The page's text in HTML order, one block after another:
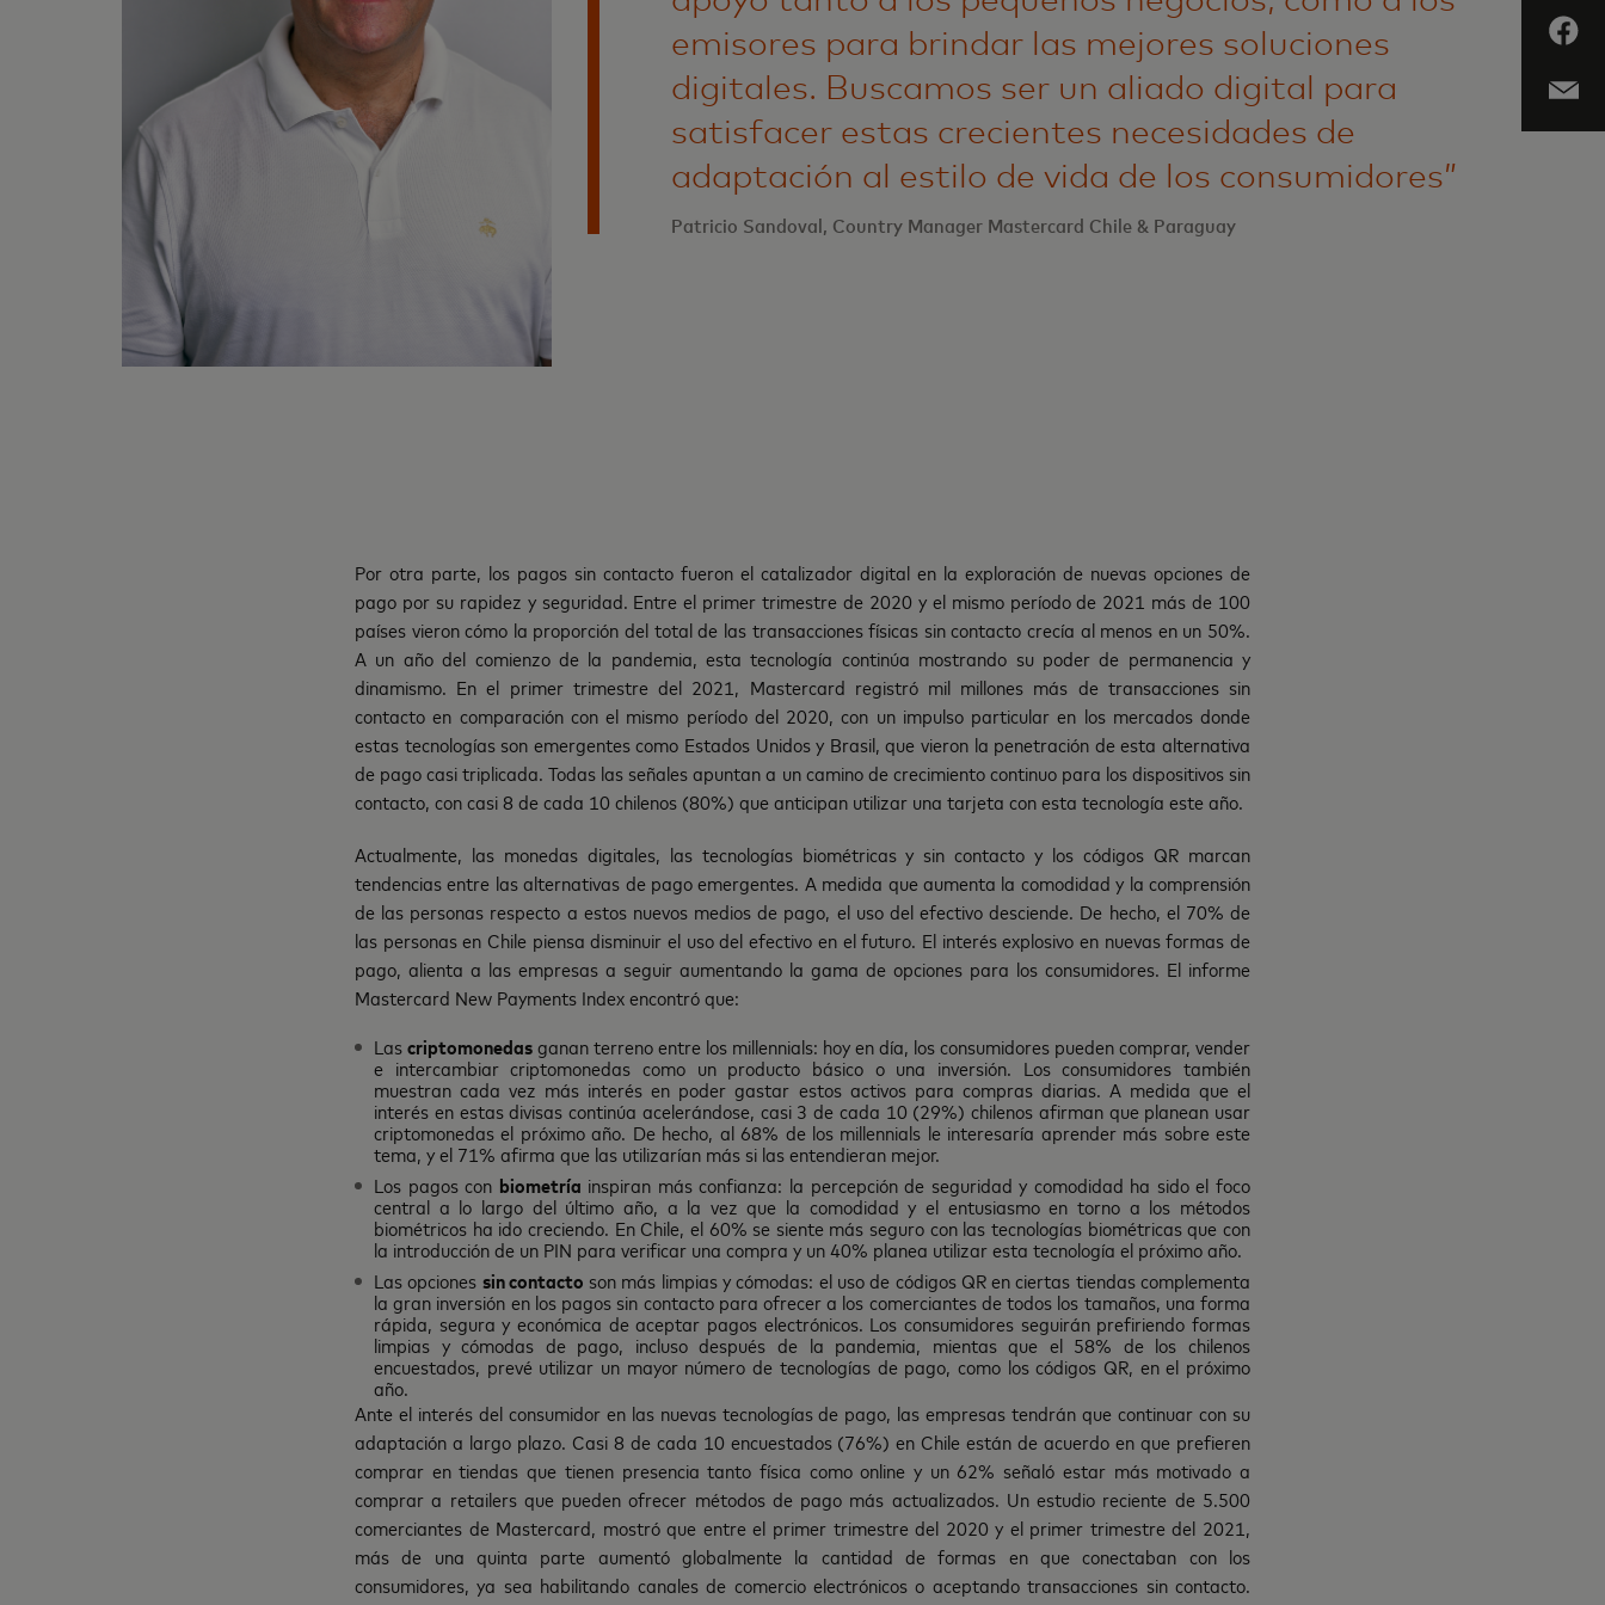
emisores para brindar las mejores soluciones
digitales. Buscamos ser un aliado digital para
satisfacer estas crecientes necesidades de
adaptación al estilo de vida de los consumidores”
Patricio Sandoval, Country Manager Mastercard Chile & Paraguay
Por otra parte, los pagos sin contacto fueron el catalizador digital en la exploración de nuevas opciones de
pago por su rapidez y seguridad. Entre el primer trimestre de 2020 y el mismo período de 2021 más de 100
países vieron cómo la proporción del total de las transacciones físicas sin contacto crecía al menos en un 50%.
A un año del comienzo de la pandemia, esta tecnología continúa mostrando su poder de permanencia y
dinamismo. En el primer trimestre del 2021, Mastercard registró mil millones más de transacciones sin
contacto en comparación con el mismo período del 2020, con un impulso particular en los mercados donde
estas tecnologías son emergentes como Estados Unidos y Brasil, que vieron la penetración de esta alternativa
de pago casi triplicada. Todas las señales apuntan a un camino de crecimiento continuo para los dispositivos sin
contacto, con casi 8 de cada 10 chilenos (80%) que anticipan utilizar una tarjeta con esta tecnología este año.
Actualmente, las monedas digitales, las tecnologías biométricas y sin contacto y los códigos QR marcan
tendencias entre las alternativas de pago emergentes. A medida que aumenta la comodidad y la comprensión
de las personas respecto a estos nuevos medios de pago, el uso del efectivo desciende. De hecho, el 70% de
las personas en Chile piensa disminuir el uso del efectivo en el futuro. El interés explosivo en nuevas formas de
pago, alienta a las empresas a seguir aumentando la gama de opciones para los consumidores. El informe
Mastercard New Payments Index encontró que:
Lascriptomonedasganan terreno entre los millennials: hoy en día, los consumidores pueden comprar, vender
e intercambiar criptomonedas como un producto básico o una inversión. Los consumidores también
muestran cada vez más interés en poder gastar estos activos para compras diarias. A medida que el
interés en estas divisas continúa acelerándose, casi 3 de cada 10 (29%) chilenos afirman que planean usar
criptomonedas el próximo año. De hecho, al 68% de los millennials le interesaría aprender más sobre este
tema, y el 71% afirma que las utilizarían más si las entendieran mejor.
Los pagos con biometría inspiran más confianza: la percepción de seguridad y comodidad ha sido el foco
central a lo largo del último año, a la vez que la comodidad y el entusiasmo en torno a los métodos
biométricos ha ido creciendo. En Chile, el 60% se siente más seguro con las tecnologías biométricas que con
la introducción de un PIN para verificar una compra y un 40% planea utilizar esta tecnología el próximo año.
Las opciones sin contacto son más limpias y cómodas: el uso de códigos QR en ciertas tiendas complementa
la gran inversión en los pagos sin contacto para ofrecer a los comerciantes de todos los tamaños, una forma
rápida, segura y económica de aceptar pagos electrónicos. Los consumidores seguirán prefiriendo formas
limpias y cómodas de pago, incluso después de la pandemia, mientas que el 58% de los chilenos
encuestados, prevé utilizar un mayor número de tecnologías de pago, como los códigos QR, en el próximo
año.
Ante el interés del consumidor en las nuevas tecnologías de pago, las empresas tendrán que continuar con su
adaptación a largo plazo. Casi 8 de cada 10 encuestados (76%) en Chile están de acuerdo en que prefieren
comprar en tiendas que tienen presencia tanto física como online y un 62% señaló estar más motivado a
comprar a retailers que pueden ofrecer métodos de pago más actualizados. Un estudio reciente de 5.500
comerciantes de Mastercard, mostró que entre el primer trimestre del 2020 y el primer trimestre del 2021,
más de una quinta parte aumentó globalmente la cantidad de formas en que conectaban con los
consumidores, ya sea habilitando canales de comercio electrónicos o aceptando transacciones sin contacto.